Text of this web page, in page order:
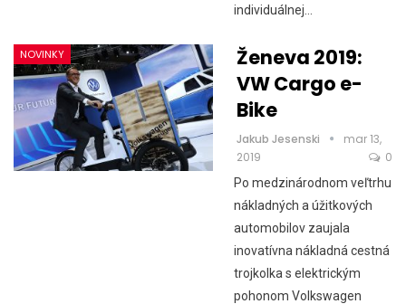
individuálnej…
NOVINKY
Ženeva 2019:
VW Cargo e-
Bike
Jakub Jesenski
mar 13,
2019
0
Po medzinárodnom veľtrhu
nákladných a úžitkových
automobilov zaujala
inovatívna nákladná cestná
trojkolka s elektrickým
pohonom Volkswagen